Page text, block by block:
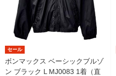
セール
ボンマックス ベーシックブルゾ
ン ブラック L MJ0083 1着（直